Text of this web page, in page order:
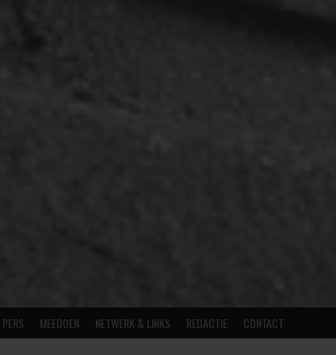
MEEDOEN NETWERK & LINKS REDACTIE CONTACT